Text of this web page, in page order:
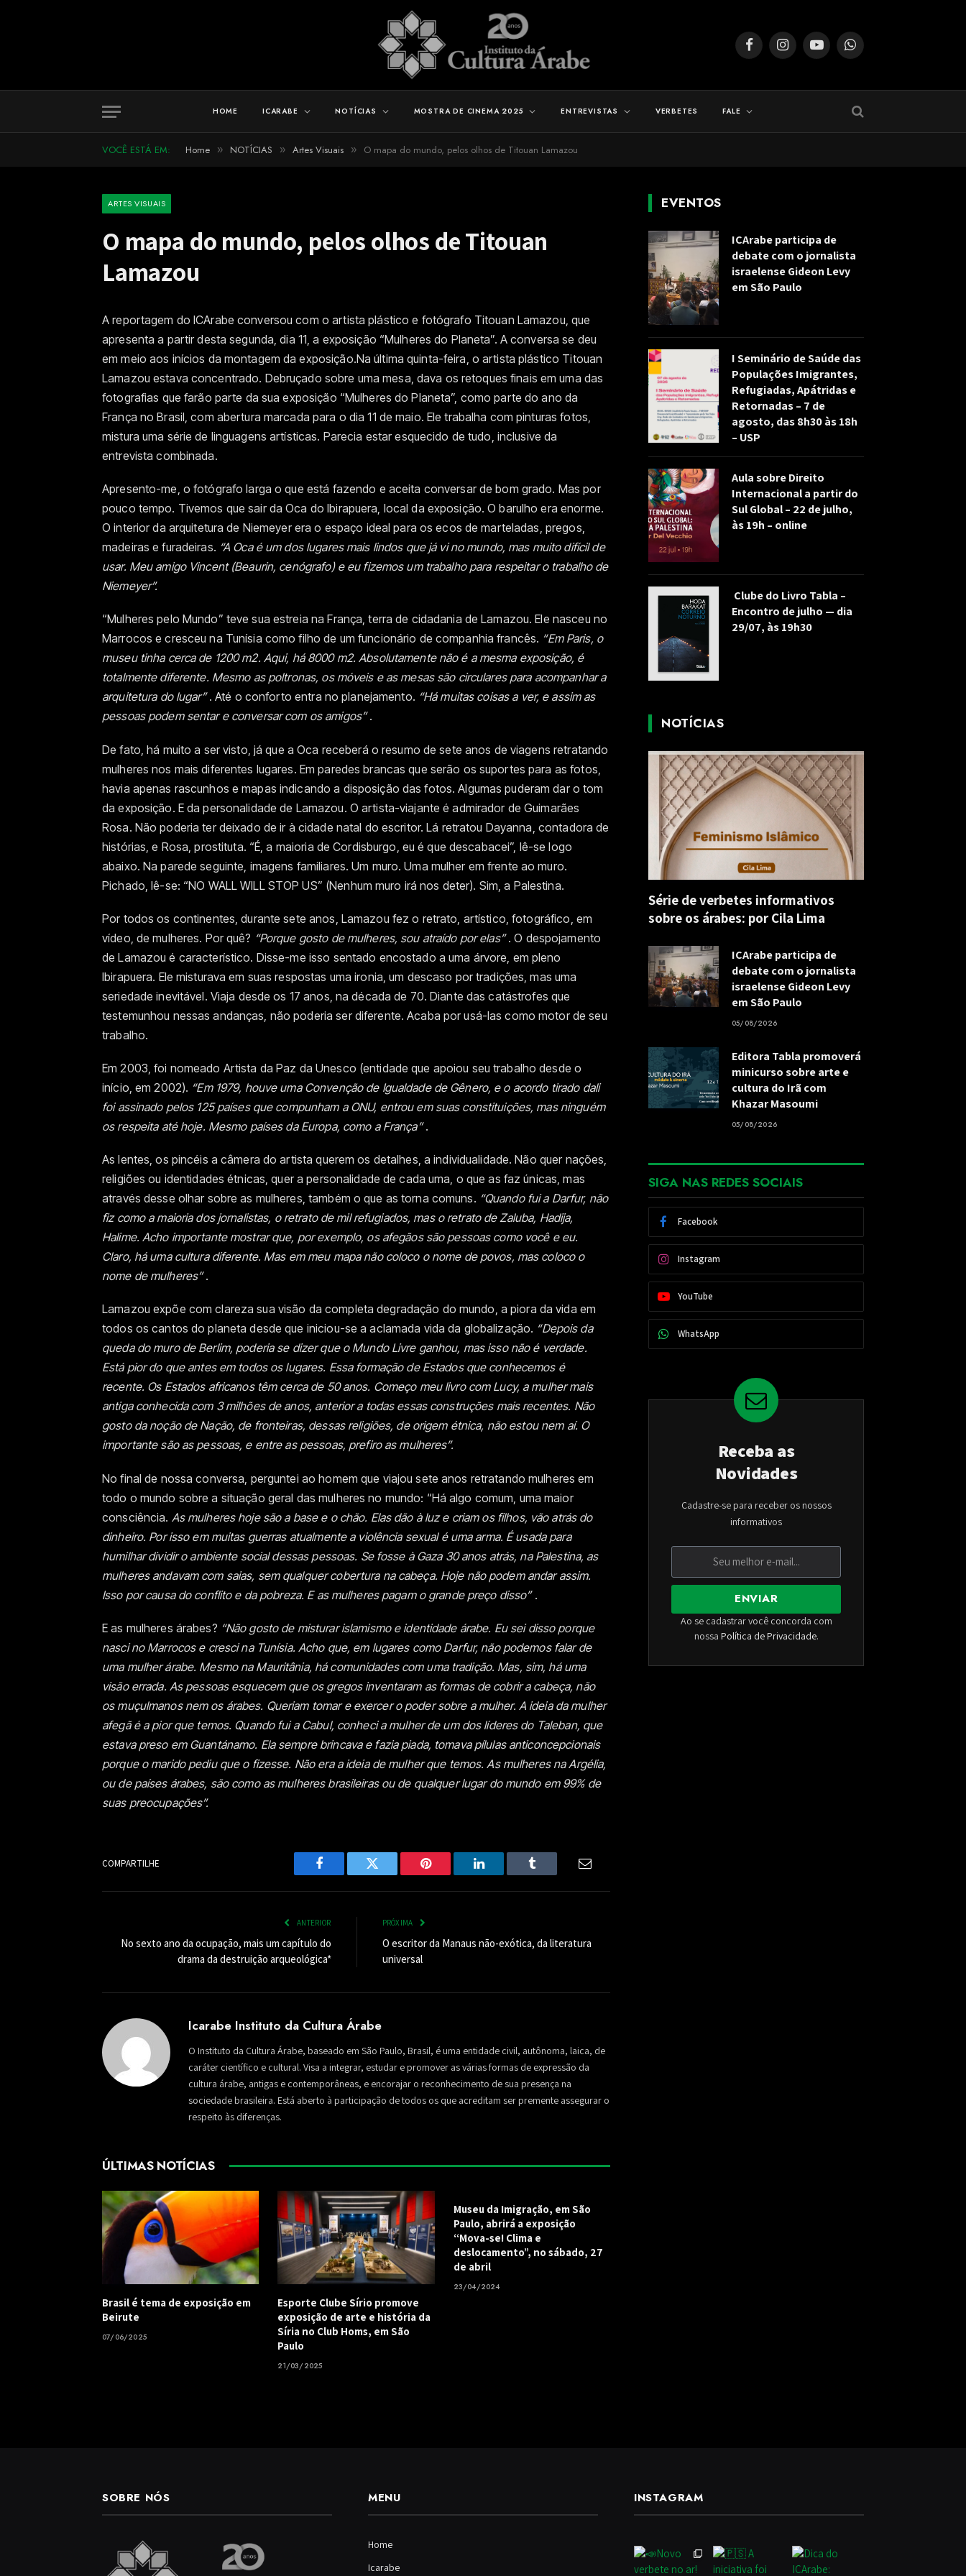
FacebookInstagramYouTubeWhatsApp
HOME ICARABE NOTÍCIAS MOSTRA DE CINEMA 2025 ENTREVISTAS VERBETES FALE
VOCÊ ESTÁ EM: Home » NOTÍCIAS » Artes Visuais » O mapa do mundo, pelos olhos de Titouan Lamazou
ARTES VISUAIS
O mapa do mundo, pelos olhos de Titouan
Lamazou
A reportagem do ICArabe conversou com o artista plástico e fotógrafo Titouan Lamazou, que
apresenta a partir desta segunda, dia 11, a exposição “Mulheres do Planeta”. A conversa se deu
em meio aos inícios da montagem da exposição.Na última quinta-feira, o artista plástico Titouan
Lamazou estava concentrado. Debruçado sobre uma mesa, dava os retoques finais em uma das
fotografias que farão parte da sua exposição “Mulheres do Planeta”, como parte do ano da
França no Brasil, com abertura marcada para o dia 11 de maio. Ele trabalha com pinturas fotos,
mistura uma série de linguagens artísticas. Parecia estar esquecido de tudo, inclusive da
entrevista combinada.
Apresento-me, o fotógrafo larga o que está fazendo e aceita conversar de bom grado. Mas por
pouco tempo. Tivemos que sair da Oca do Ibirapuera, local da exposição. O barulho era enorme.
O interior da arquitetura de Niemeyer era o espaço ideal para os ecos de marteladas, pregos,
madeiras e furadeiras. “A Oca é um dos lugares mais lindos que já vi no mundo, mas muito difícil de
usar. Meu amigo Vincent (Beaurin, cenógrafo) e eu fizemos um trabalho para respeitar o trabalho de
Niemeyer”.
“Mulheres pelo Mundo” teve sua estreia na França, terra de cidadania de Lamazou. Ele nasceu no
Marrocos e cresceu na Tunísia como filho de um funcionário de companhia francês. “Em Paris, o
museu tinha cerca de 1200 m2. Aqui, há 8000 m2. Absolutamente não é a mesma exposição, é
totalmente diferente. Mesmo as poltronas, os móveis e as mesas são circulares para acompanhar a
arquitetura do lugar”. Até o conforto entra no planejamento. “Há muitas coisas a ver, e assim as
pessoas podem sentar e conversar com os amigos”.
De fato, há muito a ser visto, já que a Oca receberá o resumo de sete anos de viagens retratando
mulheres nos mais diferentes lugares. Em paredes brancas que serão os suportes para as fotos,
havia apenas rascunhos e mapas indicando a disposição das fotos. Algumas puderam dar o tom
da exposição. E da personalidade de Lamazou. O artista-viajante é admirador de Guimarães
Rosa. Não poderia ter deixado de ir à cidade natal do escritor. Lá retratou Dayanna, contadora de
histórias, e Rosa, prostituta. “É, a maioria de Cordisburgo, eu é que descabacei”, lê-se logo
abaixo. Na parede seguinte, imagens familiares. Um muro. Uma mulher em frente ao muro.
Pichado, lê-se: “NO WALL WILL STOP US” (Nenhum muro irá nos deter). Sim, a Palestina.
Por todos os continentes, durante sete anos, Lamazou fez o retrato, artístico, fotográfico, em
vídeo, de mulheres. Por quê? “Porque gosto de mulheres, sou atraído por elas”. O despojamento
de Lamazou é característico. Disse-me isso sentado encostado a uma árvore, em pleno
Ibirapuera. Ele misturava em suas respostas uma ironia, um descaso por tradições, mas uma
seriedade inevitável. Viaja desde os 17 anos, na década de 70. Diante das catástrofes que
testemunhou nessas andanças, não poderia ser diferente. Acaba por usá-las como motor de seu
trabalho.
Em 2003, foi nomeado Artista da Paz da Unesco (entidade que apoiou seu trabalho desde o
início, em 2002). “Em 1979, houve uma Convenção de Igualdade de Gênero, e o acordo tirado dali
foi assinado pelos 125 países que compunham a ONU, entrou em suas constituições, mas ninguém
os respeita até hoje. Mesmo países da Europa, como a França”.
As lentes, os pincéis a câmera do artista querem os detalhes, a individualidade. Não quer nações,
religiões ou identidades étnicas, quer a personalidade de cada uma, o que as faz únicas, mas
através desse olhar sobre as mulheres, também o que as torna comuns. “Quando fui a Darfur, não
fiz como a maioria dos jornalistas, o retrato de mil refugiados, mas o retrato de Zaluba, Hadija,
Halime. Acho importante mostrar que, por exemplo, os afegãos são pessoas como você e eu.
Claro, há uma cultura diferente. Mas em meu mapa não coloco o nome de povos, mas coloco o
nome de mulheres”.
Lamazou expõe com clareza sua visão da completa degradação do mundo, a piora da vida em
todos os cantos do planeta desde que iniciou-se a aclamada vida da globalização. “Depois da
queda do muro de Berlim, poderia se dizer que o Mundo Livre ganhou, mas isso não é verdade.
Está pior do que antes em todos os lugares. Essa formação de Estados que conhecemos é
recente. Os Estados africanos têm cerca de 50 anos. Começo meu livro com Lucy, a mulher mais
antiga conhecida com 3 milhões de anos, anterior a todas essas construções mais recentes. Não
gosto da noção de Nação, de fronteiras, dessas religiões, de origem étnica, não estou nem aí. O
importante são as pessoas, e entre as pessoas, prefiro as mulheres”.
No final de nossa conversa, perguntei ao homem que viajou sete anos retratando mulheres em
todo o mundo sobre a situação geral das mulheres no mundo: “Há algo comum, uma maior
consciência. As mulheres hoje são a base e o chão. Elas dão à luz e criam os filhos, vão atrás do
dinheiro. Por isso em muitas guerras atualmente a violência sexual é uma arma. É usada para
humilhar dividir o ambiente social dessas pessoas. Se fosse à Gaza 30 anos atrás, na Palestina, as
mulheres andavam com saias, sem qualquer cobertura na cabeça. Hoje não podem andar assim.
Isso por causa do conflito e da pobreza. E as mulheres pagam o grande preço disso” .
E as mulheres árabes? “Não gosto de misturar islamismo e identidade árabe. Eu sei disso porque
nasci no Marrocos e cresci na Tunísia. Acho que, em lugares como Darfur, não podemos falar de
uma mulher árabe. Mesmo na Mauritânia, há comunidades com uma tradição. Mas, sim, há uma
visão errada. As pessoas esquecem que os gregos inventaram as formas de cobrir a cabeça, não
os muçulmanos nem os árabes. Queriam tomar e exercer o poder sobre a mulher. A ideia da mulher
afegã é a pior que temos. Quando fui a Cabul, conheci a mulher de um dos líderes do Taleban, que
estava preso em Guantánamo. Ela sempre brincava e fazia piada, tomava pílulas anticoncepcionais
porque o marido pediu que o fizesse. Não era a ideia de mulher que temos. As mulheres na Argélia,
ou de países árabes, são como as mulheres brasileiras ou de qualquer lugar do mundo em 99% de
suas preocupações”.
COMPARTILHE
Facebook Twitter Pinterest LinkedIn Tumblr Email
ANTERIOR
No sexto ano da ocupação, mais um capítulo do
drama da destruição arqueológica*
PRÓXIMA
O escritor da Manaus não-exótica, da literatura
universal
Icarabe Instituto da Cultura Árabe
O Instituto da Cultura Árabe, baseado em São Paulo, Brasil, é uma entidade civil, autônoma, laica, de
caráter científico e cultural. Visa a integrar, estudar e promover as várias formas de expressão da
cultura árabe, antigas e contemporâneas, e encorajar o reconhecimento de sua presença na
sociedade brasileira. Está aberto à participação de todos os que acreditam ser premente assegurar o
respeito às diferenças.
ÚLTIMAS NOTÍCIAS
Brasil é tema de exposição em
Beirute
07/06/2025
Esporte Clube Sírio promove
exposição de arte e história da
Síria no Club Homs, em São
Paulo
21/03/2025
Museu da Imigração, em São
Paulo, abrirá a exposição
“Mova-se! Clima e
deslocamento”, no sábado, 27
de abril
23/04/2024
EVENTOS
ICArabe participa de
debate com o jornalista
israelense Gideon Levy
em São Paulo
I Seminário de Saúde das
Populações Imigrantes,
Refugiadas, Apátridas e
Retornadas – 7 de
agosto, das 8h30 às 18h
– USP
Aula sobre Direito
Internacional a partir do
Sul Global – 22 de julho,
às 19h – online
Clube do Livro Tabla –
Encontro de julho — dia
29/07, às 19h30
NOTÍCIAS
Série de verbetes informativos
sobre os árabes: por Cila Lima
ICArabe participa de
debate com o jornalista
israelense Gideon Levy
em São Paulo
05/08/2026
Editora Tabla promoverá
minicurso sobre arte e
cultura do Irã com
Khazar Masoumi
05/08/2026
SIGA NAS REDES SOCIAIS
Facebook
Instagram
YouTube
WhatsApp
Receba as
Novidades
Cadastre-se para receber os nossos
informativos
ENVIAR
Ao se cadastrar você concorda com
nossa Política de Privacidade.
SOBRE NÓS MENU
Home
Icarabe
INSTAGRAM